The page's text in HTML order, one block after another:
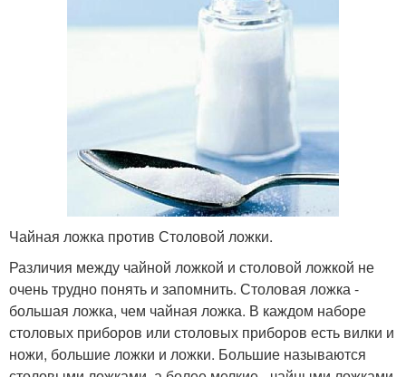
Чайная ложка против Столовой ложки.
Различия между чайной ложкой и столовой ложкой не
очень трудно понять и запомнить. Столовая ложка -
большая ложка, чем чайная ложка. В каждом наборе
столовых приборов или столовых приборов есть вилки и
ножи, большие ложки и ложки. Большие называются